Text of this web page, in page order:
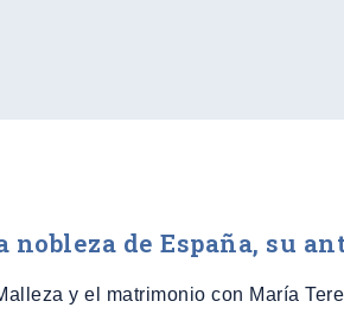
de España, su
y el matrimonio con María